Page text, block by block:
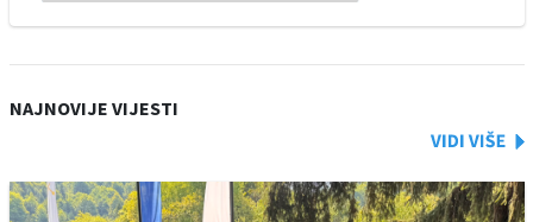
NAJNOVIJE VIJESTI